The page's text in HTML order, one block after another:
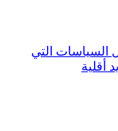
السياسات التي
أقلية